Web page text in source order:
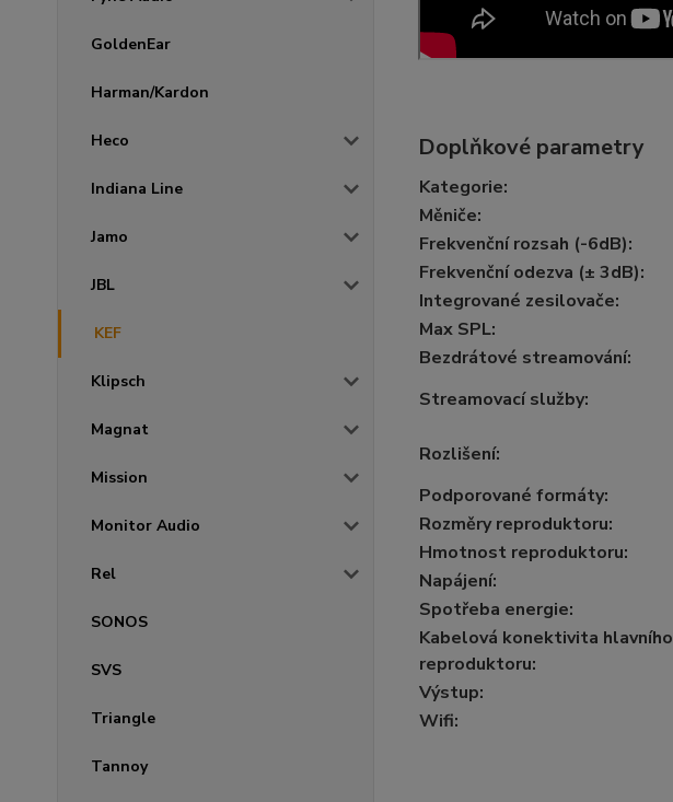
GoldenEar
Harman/Kardon
Heco
Indiana Line
Jamo
JBL
KEF
Klipsch
Magnat
Mission
Monitor Audio
Rel
SONOS
SVS
Triangle
Tannoy
Doplňkové parametry
Kategorie:
Měniče:
Frekvenční rozsah (-6dB):
Frekvenční odezva (± 3dB):
Integrované zesilovače:
Max SPL:
Bezdrátové streamování:
Streamovací služby:
Rozlišení:
Podporované formáty:
Rozměry reproduktoru:
Hmotnost reproduktoru:
Napájení:
Spotřeba energie:
Kabelová konektivita hlavního
reproduktoru:
Výstup:
Wifi: